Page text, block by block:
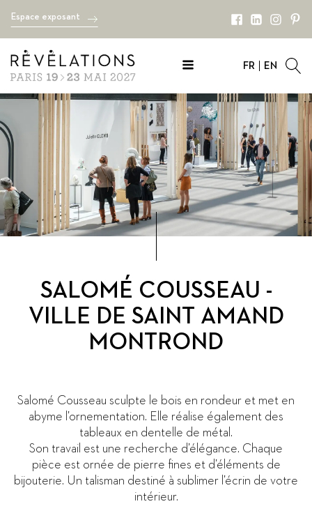
Espace exposant
FR EN
SALOMÉ COUSSEAU -
VILLE DE SAINT AMAND
MONTROND
Salomé Cousseau sculpte le bois en rondeur et met en
abyme l’ornementation. Elle réalise également des
tableaux en dentelle de métal.
Son travail est une recherche d’élégance. Chaque
pièce est ornée de pierre fines et d’éléments de
bijouterie. Un talisman destiné à sublimer l’écrin de votre
intérieur.